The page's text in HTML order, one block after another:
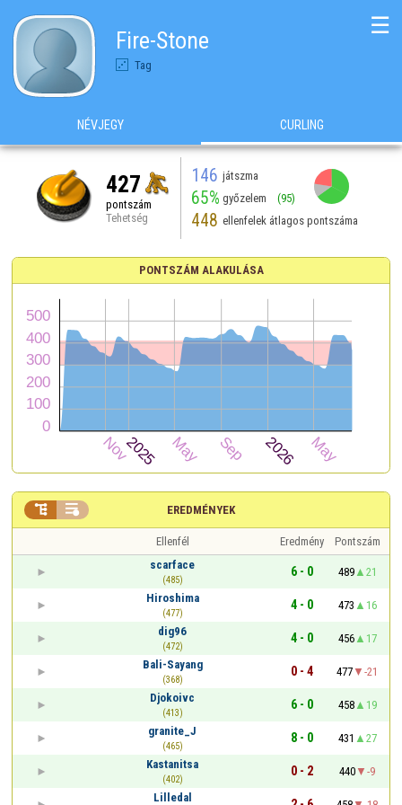
Fire-Stone
Tag
☰
NÉVJEGY CURLING
427
pontszám
Tehetség
146 játszma
65% győzelem (95)
448 ellenfelek átlagos pontszáma
PONTSZÁM ALAKULÁSA
EREDMÉNYEK
 
Ellenfél Eredmény
Pontszám
scarface
(485)
6 - 0 489
21
Hiroshima
(477)
4 - 0 473
16
dig96
(472)
4 - 0 456
17
Bali-Sayang
(368)
0 - 4 477
-21
Djokoivc
(413)
6 - 0 458
19
granite_J
(465)
8 - 0 431
27
Kastanitsa
(402)
0 - 2 440
-9
Lilledal